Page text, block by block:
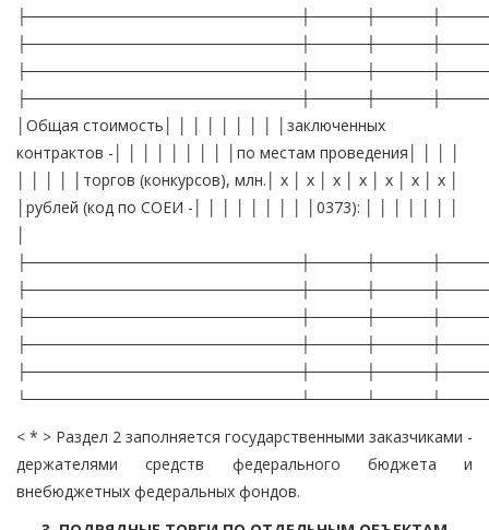
│Общая стоимость│ │ │ │ │ │ │ │ │заключенных
контрактов -│ │ │ │ │ │ │ │ │по местам проведения│ │ │ │
│ │ │ │ │торгов (конкурсов), млн.│ x │ x │ x │ x │ x │ x │ x │
│рублей (код по СОЕИ -│ │ │ │ │ │ │ │ │0373): │ │ │ │ │ │ │
< * > Раздел 2 заполняется государственными заказчиками -
держателями средств федерального бюджета и
внебюджетных федеральных фондов.